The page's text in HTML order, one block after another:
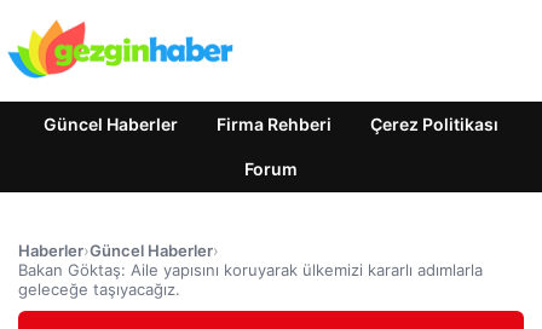
Güncel Haberler Firma Rehberi Çerez Politikası
Forum
Haberler›Güncel Haberler›
Bakan Göktaş: Aile yapısını koruyarak ülkemizi kararlı adımlarla
geleceğe taşıyacağız.